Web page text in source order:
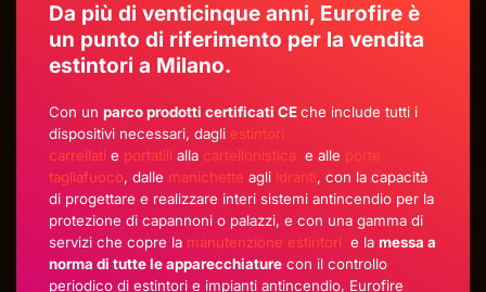
Da più di venticinque anni, Eurofire è
un punto di riferimento per la vendita
estintori a Milano.
Con un parco prodotti certificati CEche include tutti i
dispositivi necessari, dagli estintori
carrellati e portatili alla cartellonistica e alle porte
tagliafuoco, dalle manichette agli idranti, con la capacità
di progettare e realizzare interi sistemi antincendio per la
protezione di capannoni o palazzi, e con una gamma di
servizi che copre la manutenzione estintori e la messa a
norma di tutte le apparecchiature con il controllo
periodico di estintori e impianti antincendio, Eurofire